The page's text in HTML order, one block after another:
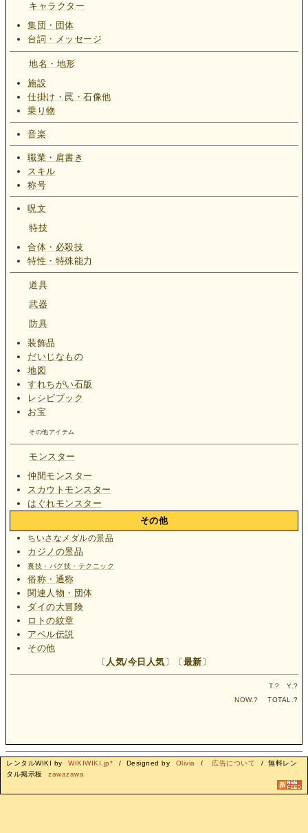
キャラクター
集団・団体
台詞・メッセージ
地名・地形
施設
仕掛け・罠・石像他
乗り物
音楽
職業・肩書き
スキル
称号
呪文
特技
合体・必殺技
特性・特殊能力
道具
武器
防具
装飾品
だいじなもの
地図
すれちがい石版
レシピブック
お宝
その他アイテム
モンスター
仲間モンスター
スカウトモンスター
はぐれモンスター
その他
ちいさなメダルの景品
カジノの景品
裏技・バグ技・テクニック
俗称・通称
関連人物・団体
ダイの大冒険
ロトの紋章
アベル伝説
その他
〔 人気/今日人気 〕〔 最新 〕
T.? Y.?
NOW.? TOTAL.?
レンタルWIKI by WIKIWIKI.jp* / Designed by Olivia / 広告について
/ 無料レン
タル掲示板
zawazawa